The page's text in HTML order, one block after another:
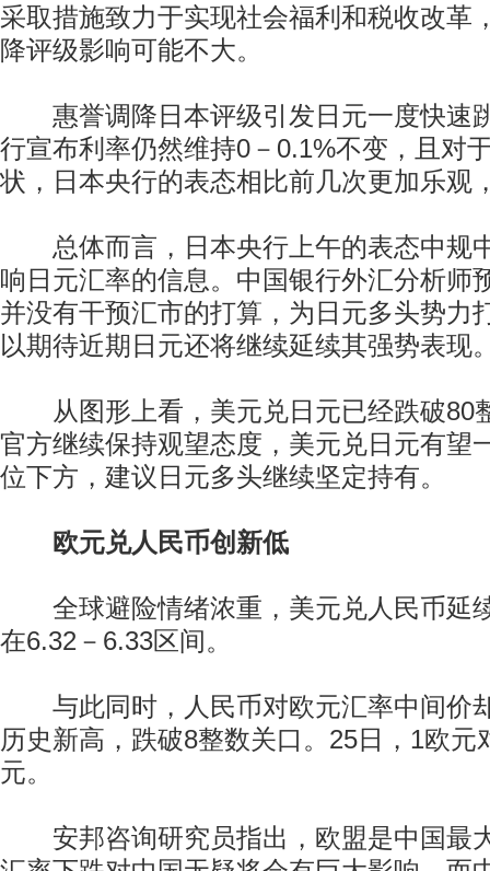
采取措施致力于实现社会福利和税收改革
降评级影响可能不大。
惠誉调降日本评级引发日元一度快速
行宣布利率仍然维持0－0.1%不变，且对
状，日本央行的表态相比前几次更加乐观
总体而言，日本央行上午的表态中规
响日元汇率的信息。中国银行外汇分析师
并没有干预汇市的打算，为日元多头势力
以期待近期日元还将继续延续其强势表现
从图形上看，美元兑日元已经跌破80
官方继续保持观望态度，美元兑日元有望
位下方，建议日元多头继续坚定持有。
欧元兑人民币创新低
全球避险情绪浓重，美元兑人民币延
在6.32－6.33区间。
与此同时，人民币对欧元汇率中间价
历史新高，跌破8整数关口。25日，1欧元
元。
安邦咨询研究员指出，欧盟是中国最